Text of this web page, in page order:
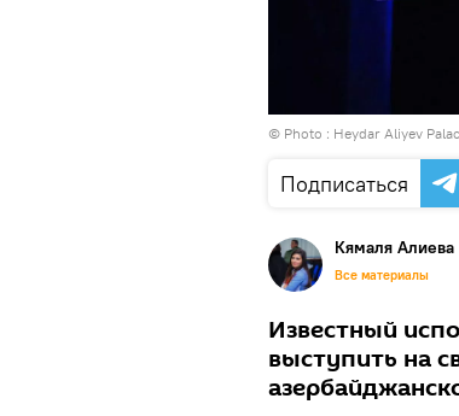
© Photo : Heydar Aliyev
Подписаться
Кямаля Алиева
Все материалы
Известный
выступить на